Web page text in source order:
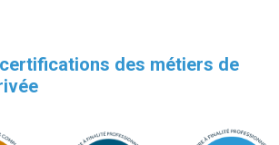
des métiers de